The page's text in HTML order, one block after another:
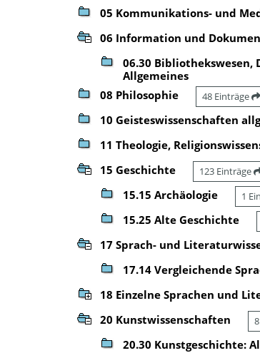
05 Kommunikations- und
06 Information und
06.30 Bibliothekswesen,
Allgemeines
08 Philosophie 48 Einträge
10 Geisteswissenschaften
11 Theologie,
15 Geschichte 123 Einträge
15.15 Archäologie 1
15.25 Alte Geschichte
17 Sprach- und
17.14 Vergleichende
18 Einzelne Sprachen und
20 Kunstwissenschaften
20.30 Kunstgeschichte: